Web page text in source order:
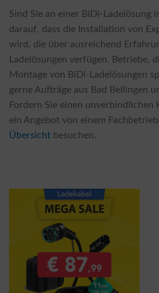
Sind Sie an einer BiDi-Ladelösung
darauf, dass die Installation von
wird, die über ausreichend
Ladelösungen verfügen. Betriebe,
Montage von BiDi-Ladelösungen
gerne Aufträge aus Bad Bellingen
Fordern Sie einen unverbindlichen
ein Angebot von einem
Übersicht besuchen.